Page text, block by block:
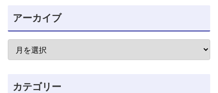
アーカイブ
カテゴリー